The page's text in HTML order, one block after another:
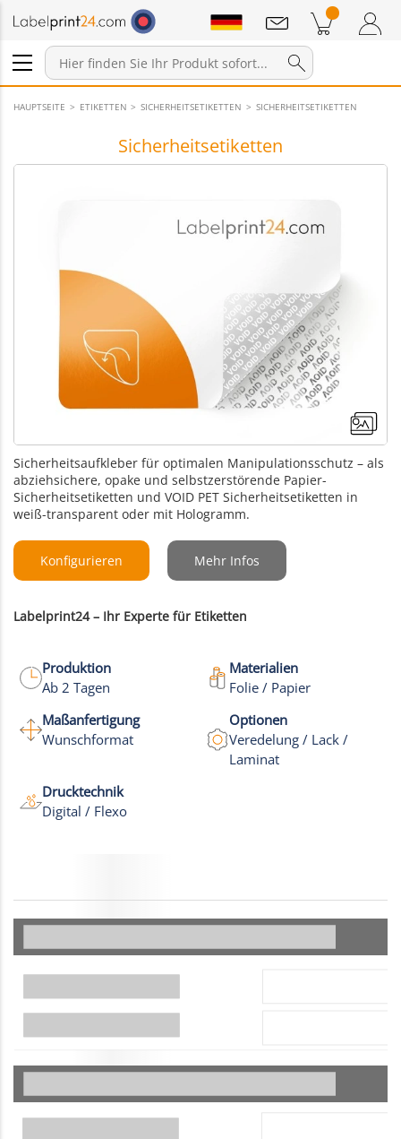
Anmelden / Registrieren
Warenkorb Zum Warenkorb
Mitteilungen
HAUPTSEITE ETIKETTEN SICHERHEITSETIKETTEN SICHERHEITSETIKETTEN
Sicherheitsetiketten
+7
Sicherheitsaufkleber für optimalen Manipulationsschutz – als
abziehsichere, opake und selbstzerstörende Papier-
Sicherheitsetiketten und VOID PET Sicherheitsetiketten in
weiß-transparent oder mit Hologramm.
Konfigurieren Mehr Infos
Labelprint24 – Ihr Experte für Etiketten
Produktion
Ab 2 Tagen
Materialien
Folie / Papier
Maßanfertigung
Wunschformat
Optionen
Veredelung / Lack /
Laminat
Drucktechnik
Digital / Flexo